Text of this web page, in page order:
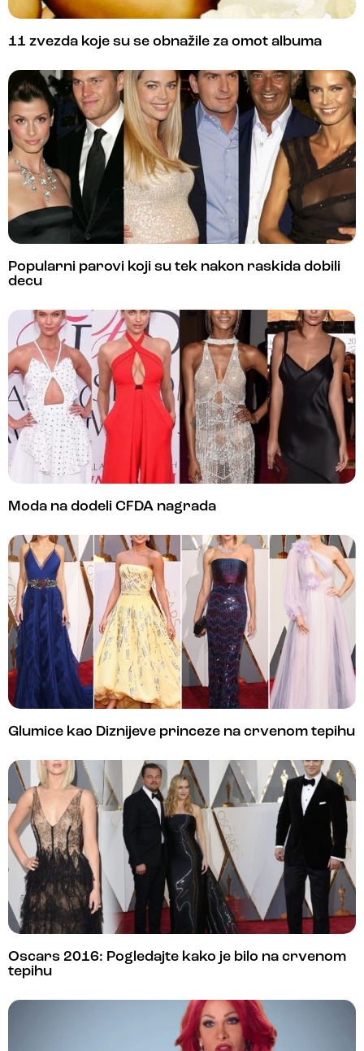
11 zvezda koje su se obnažile za omot albuma
Popularni parovi koji su tek nakon raskida dobili
decu
Moda na dodeli CFDA nagrada
Glumice kao Diznijeve princeze na crvenom tepihu
Oscars 2016: Pogledajte kako je bilo na crvenom
tepihu